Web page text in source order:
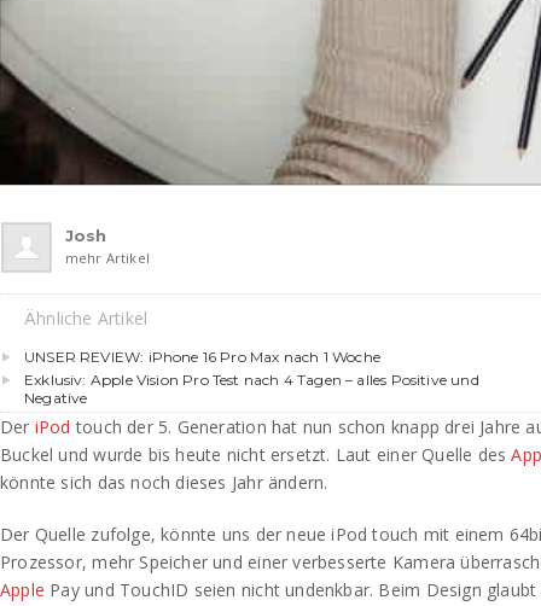
Josh
mehr Artikel
Ähnliche Artikel
UNSER REVIEW: iPhone 16 Pro Max nach 1 Woche
Exklusiv: Apple Vision Pro Test nach 4 Tagen – alles Positive und
Negative
Der iPod touch der 5. Generation hat nun schon knapp drei Jahre
Buckel und wurde bis heute nicht ersetzt. Laut einer Quelle des
könnte sich das noch dieses Jahr ändern.
Der Quelle zufolge, könnte uns der neue iPod touch mit einem
Prozessor, mehr Speicher und einer verbesserte Kamera
Apple Pay und TouchID seien nicht undenkbar. Beim Design glaubt